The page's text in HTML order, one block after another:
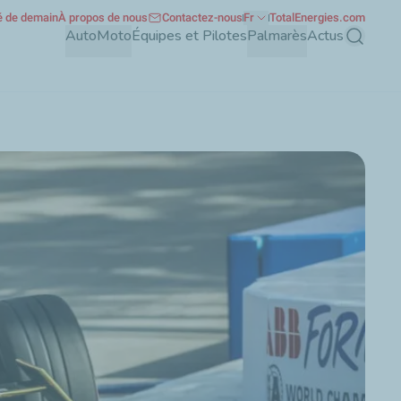
AutoMotoÉquipes et PilotesPalmarèsActus
de demainÀ propos de nous Contactez-nous Fr TotalEnergies.com